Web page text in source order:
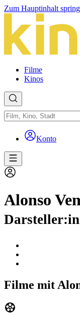
Zum Hauptinhalt
Filme
Kinos
Konto
Alonso
Darsteller:in
Filme mit